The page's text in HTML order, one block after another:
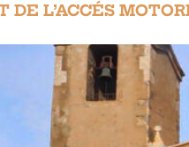
DE L’ACCÉS